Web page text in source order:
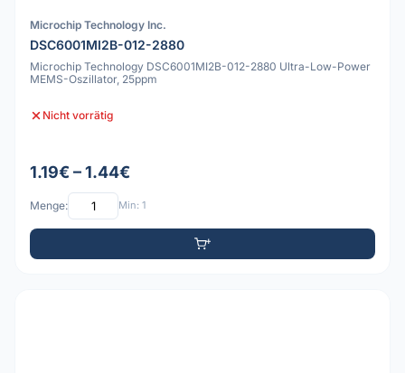
Microchip Technology Inc.
DSC6001MI2B-012-2880
Microchip Technology DSC6001MI2B-012-2880 Ultra-Low-Power
MEMS-Oszillator, 25ppm
Nicht vorrätig
1.19€ – 1.44€
Menge: Min: 1